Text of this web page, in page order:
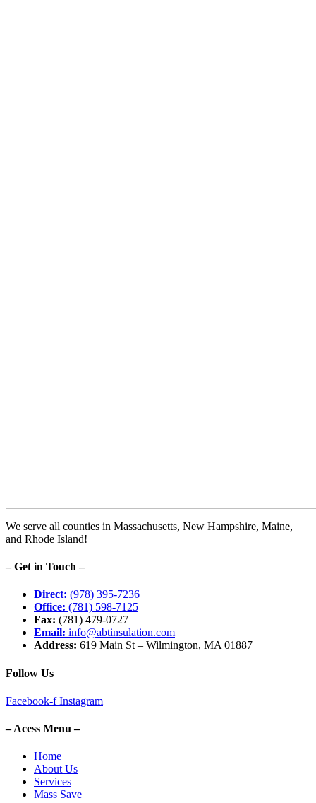
We serve all counties in Massachusetts, New Hampshire, Maine,
and Rhode Island!
– Get in Touch –
Direct: (978) 395-7236
Office: (781) 598-7125
Fax: (781) 479-0727
Email: info@abtinsulation.com
Address: 619 Main St – Wilmington, MA 01887
Follow Us
Facebook-f Instagram
– Acess Menu –
Home
About Us
Services
Mass Save